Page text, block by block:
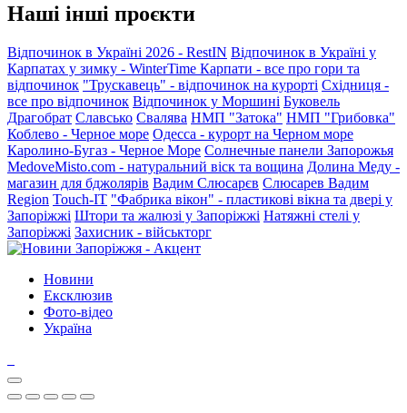
Наші інші проєкти
Відпочинок в Україні 2026 - RestIN Відпочинок в Україні у
Карпатах у зимку - WinterTime Карпати - все про гори та
відпочинок "Трускавець" - відпочинок на курорті Східниця -
все про відпочинок Відпочинок у Моршині Буковель
Драгобрат Славсько Свалява НМП "Затока" НМП "Грибовка"
Коблево - Черное море Одесса - курорт на Черном море
Каролино-Бугаз - Черное Море Солнечные панели Запорожья
MedoveMisto.com - натуральний віск та вощина Долина Меду -
магазин для бджолярів Вадим Слюсарєв Слюсарев Вадим
Region Touch-IT "Фабрика вікон" - пластикові вікна та двері у
Запоріжжі Штори та жалюзі у Запоріжжі Натяжні стелі у
Запоріжжі Захисник - військторг
Новини
Ексклюзив
Фото-відео
Україна